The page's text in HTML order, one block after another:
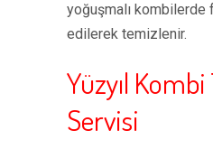
yoğuşmalı
edilerek temizlenir.
Yüzyıl
Servisi